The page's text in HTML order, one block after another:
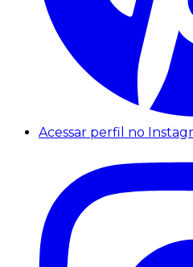
Acessar perfil no